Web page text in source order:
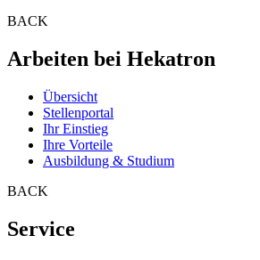
BACK
Arbeiten bei Hekatron
Übersicht
Stellenportal
Ihr Einstieg
Ihre Vorteile
Ausbildung & Studium
BACK
Service